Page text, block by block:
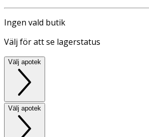
Ingen vald butik
Välj för att se lagerstatus
Välj apotek
Välj apotek